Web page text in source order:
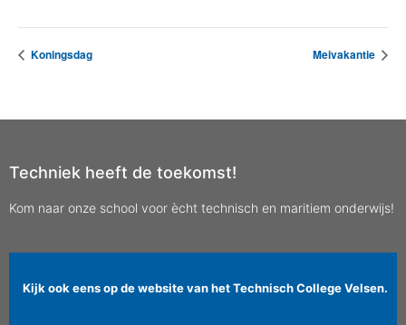
Koningsdag Meivakantie
Techniek heeft de toekomst!
Kom naar onze school voor ècht technisch en maritiem onderwijs!
Kijk ook eens op de website van het Technisch College Velsen.